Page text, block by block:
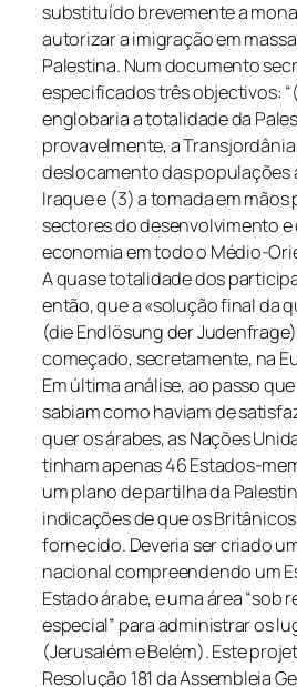
substituído brevemente a
autorizar a imigração em
Palestina. Num documento
especificados três objectivos:
englobaria a totalidade da
provavelmente, a
deslocamento das populações
Iraque e (3) a tomada em
sectores do desenvolvimento
economia em todo o Médio-
A quase totalidade dos
então, que a «solução final da
(die Endlösung der
começado, secretamente, na
Em última análise, ao passo
sabiam como haviam de
quer os árabes, as Nações
tinham apenas 46 Estados-
um plano de partilha da
indicações de que os
fornecido. Deveria ser criado
nacional compreendendo um
Estado árabe, e uma área “sob
especial” para administrar os
(Jerusalém e Belém). Este
Resolução 181 da Assembleia